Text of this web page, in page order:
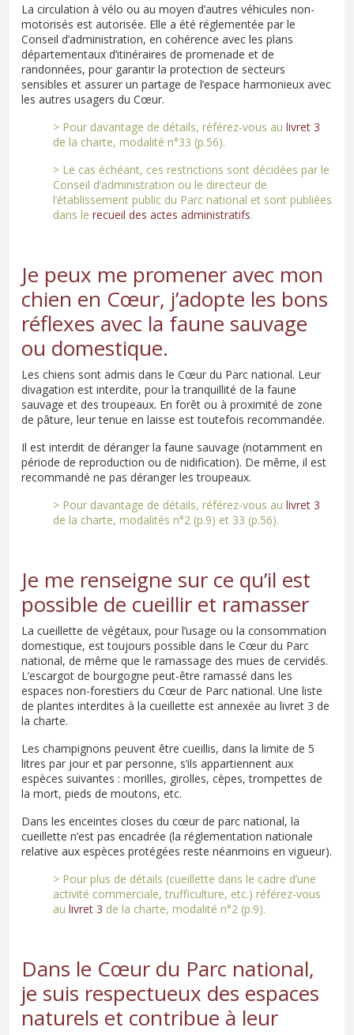
La circulation à vélo ou au moyen d’autres véhicules non-
motorisés est autorisée. Elle a été réglementée par le
Conseil d’administration, en cohérence avec les plans
départementaux d’itinéraires de promenade et de
randonnées, pour garantir la protection de secteurs
sensibles et assurer un partage de l’espace harmonieux avec
les autres usagers du Cœur.
> Pour davantage de détails, référez-vous au livret 3
de la charte, modalité n°33 (p.56).
> Le cas échéant, ces restrictions sont décidées par le
Conseil d’administration ou le directeur de
l’établissement public du Parc national et sont publiées
dans le recueil des actes administratifs.
Je peux me promener avec mon
chien en Cœur, j’adopte les bons
réflexes avec la faune sauvage
ou domestique.
Les chiens sont admis dans le Cœur du Parc national. Leur
divagation est interdite, pour la tranquillité de la faune
sauvage et des troupeaux. En forêt ou à proximité de zone
de pâture, leur tenue en laisse est toutefois recommandée.
Il est interdit de déranger la faune sauvage (notamment en
période de reproduction ou de nidification). De même, il est
recommandé ne pas déranger les troupeaux.
> Pour davantage de détails, référez-vous au livret 3
de la charte, modalités n°2 (p.9) et 33 (p.56).
Je me renseigne sur ce qu’il est
possible de cueillir et ramasser
La cueillette de végétaux, pour l’usage ou la consommation
domestique, est toujours possible dans le Cœur du Parc
national, de même que le ramassage des mues de cervidés.
L’escargot de bourgogne peut-être ramassé dans les
espaces non-forestiers du Cœur de Parc national. Une liste
de plantes interdites à la cueillette est annexée au livret 3 de
la charte.
Les champignons peuvent être cueillis, dans la limite de 5
litres par jour et par personne, s’ils appartiennent aux
espèces suivantes : morilles, girolles, cèpes, trompettes de
la mort, pieds de moutons, etc.
Dans les enceintes closes du cœur de parc national, la
cueillette n’est pas encadrée (la réglementation nationale
relative aux espèces protégées reste néanmoins en vigueur).
> Pour plus de détails (cueillette dans le cadre d’une
activité commerciale, trufficulture, etc.) référez-vous
au livret 3 de la charte, modalité n°2 (p.9).
Dans le Cœur du Parc national,
je suis respectueux des espaces
naturels et contribue à leur